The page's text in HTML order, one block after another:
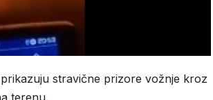
stravične prizore vožnje kroz
terenu.